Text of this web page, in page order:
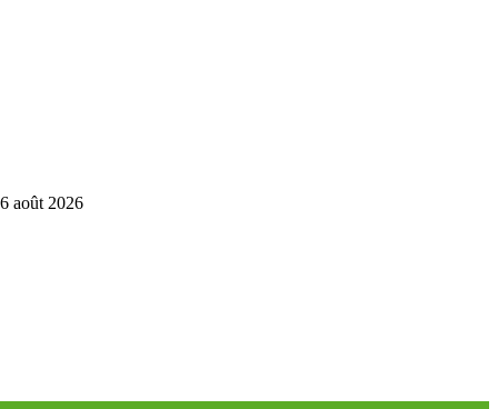
6 août 2026